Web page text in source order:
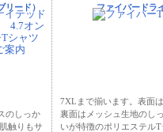
リード）
のしっか
触りもサ
ファイバードラ
7XLまで揃います。表面は
裏面はメッシュ生地のし
いが特徴のポリエステルT